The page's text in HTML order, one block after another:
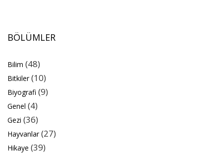
BÖLÜMLER
Bilim (48)
Bitkiler(10)
Biyografi (9)
Genel (4)
Gezi (36)
Hayvanlar(27)
Hikaye (39)